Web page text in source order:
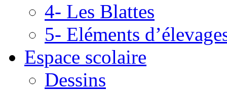
4- Les Blattes
5- Eléments
Espace scolaire
Dessins